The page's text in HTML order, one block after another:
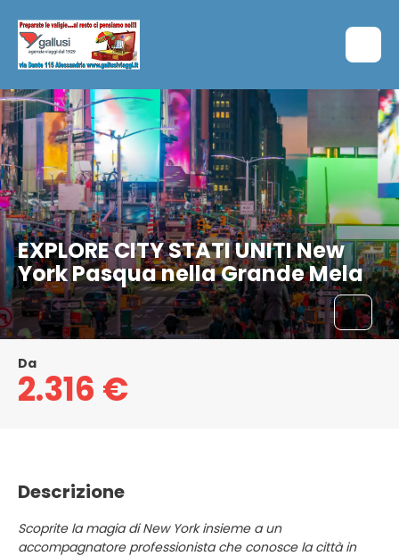
EXPLORE CITY STATI UNITI New
York Pasqua nella Grande Mela
Da
2.316 €
Descrizione
Scoprite la magia di New York insieme a un
accompagnatore professionista che conosce la città in